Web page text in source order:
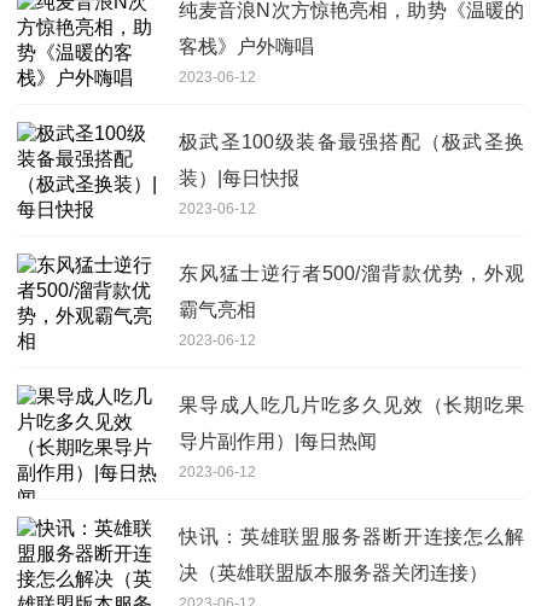
纯麦音浪N次方惊艳亮相，助势《温暖的
客栈》户外嗨唱
2023-06-12
极武圣100级装备最强搭配（极武圣换
装）|每日快报
2023-06-12
东风猛士逆行者500/溜背款优势，外观
霸气亮相
2023-06-12
果导成人吃几片吃多久见效（长期吃果
导片副作用）|每日热闻
2023-06-12
快讯：英雄联盟服务器断开连接怎么解
决（英雄联盟版本服务器关闭连接）